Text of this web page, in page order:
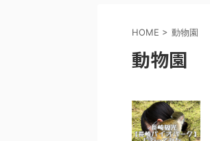
HOME > 動物園
動物園